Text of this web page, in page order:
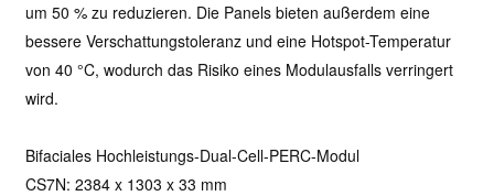
um 50 % zu reduzieren. Die Panels bieten außerdem eine
bessere Verschattungstoleranz und eine Hotspot-Temperatur
von 40 °C, wodurch das Risiko eines Modulausfalls verringert
wird.
Bifaciales Hochleistungs-Dual-Cell-PERC-Modul
CS7N: 2384 x 1303 x 33 mm